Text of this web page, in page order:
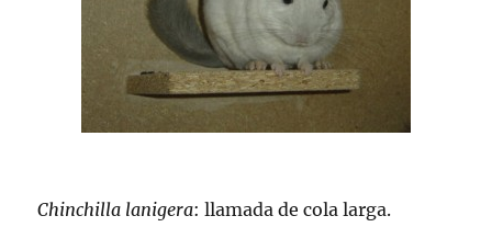
Chinchilla lanigera: llamada de cola larga.